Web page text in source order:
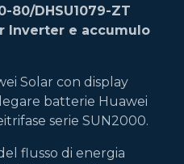
80/DHSU1079-ZT
Inverter e accumulo
Solar con display
batterie Huawei
serie SUN2000.
flusso di energia